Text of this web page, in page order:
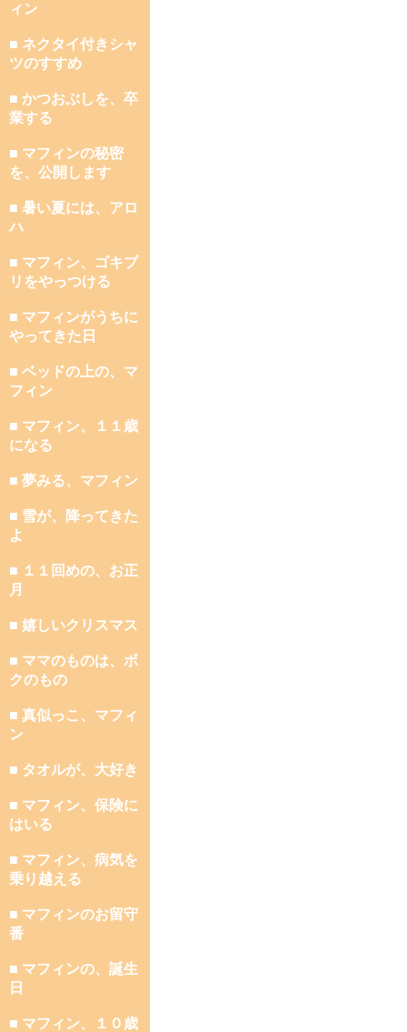
ィン
■ ネクタイ付きシャ
ツのすすめ
■ かつおぶしを、卒
業する
■ マフィンの秘密
を、公開します
■ 暑い夏には、アロ
ハ
■ マフィン、ゴキブ
リをやっつける
■ マフィンがうちに
やってきた日
■ ベッドの上の、マ
フィン
■ マフィン、１１歳
になる
■ 夢みる、マフィン
■ 雪が、降ってきた
よ
■ １１回めの、お正
月
■ 嬉しいクリスマス
■ ママのものは、ボ
クのもの
■ 真似っこ、マフィ
ン
■ タオルが、大好き
■ マフィン、保険に
はいる
■ マフィン、病気を
乗り越える
■ マフィンのお留守
番
■ マフィンの、誕生
日
■ マフィン、１０歳